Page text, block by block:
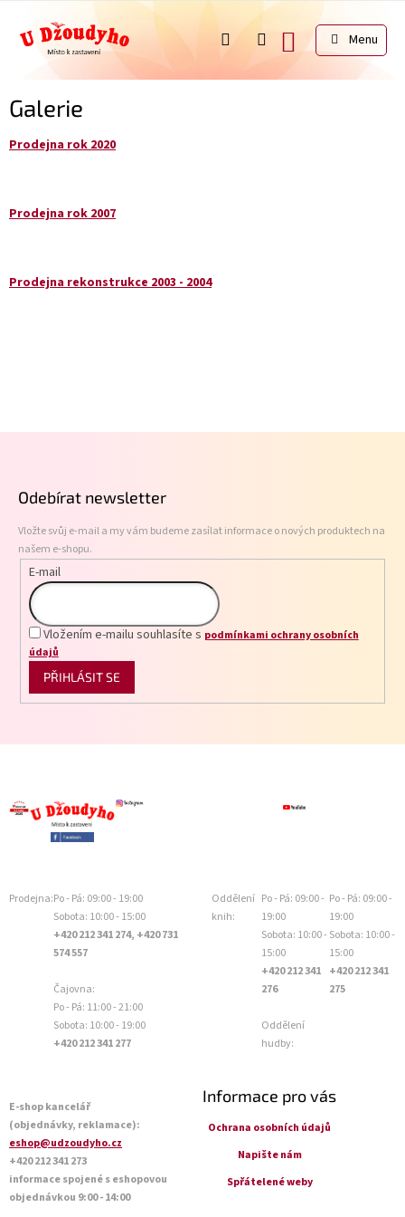
obsah
NÁKUPNÍ
KOŠÍK
Galerie
Prodejna rok 2020
Prodejna rok 2007
Prodejna rekonstrukce 2003 - 2004
Odebírat newsletter
Vložte svůj e-mail a my vám budeme zasílat informace o nových produktech na
našem e-shopu.
E-mail
Vložením e-mailu souhlasíte s podmínkami ochrany osobních
údajů
PŘIHLÁSIT SE
Prodejna:Po - Pá: 09:00 - 19:00
Sobota: 10:00 - 15:00
+420 212 341 274, +420 731
574 557
Čajovna:
Po - Pá: 11:00 - 21:00
Sobota: 10:00 - 19:00
+420 212 341 277
Oddělení
knih:
Po - Pá: 09:00 -
19:00
Sobota: 10:00 -
15:00
+420 212 341
276
Oddělení
hudby:
Po - Pá: 09:00 -
19:00
Sobota: 10:00 -
15:00
+420 212 341
275
E-shop kancelář
(objednávky, reklamace):
eshop@udzoudyho.cz
+420 212 341 273
informace spojené s eshopovou
objednávkou 9:00 - 14:00
Informace pro vás
Ochrana osobních údajů
Napište nám
Spřátelené weby